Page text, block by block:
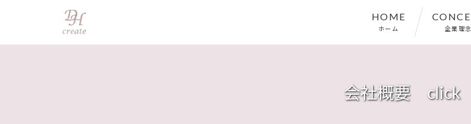
HOME
ホーム 企業理念
会社概要 click